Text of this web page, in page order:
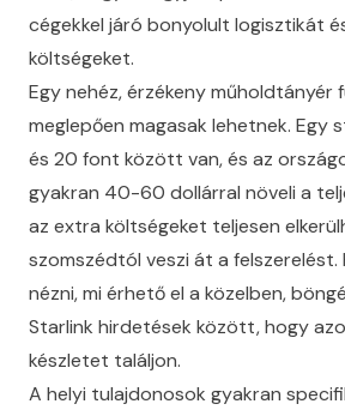
cégekkel járó bonyolult logisztikát
költségeket.
Egy nehéz, érzékeny műholdtányér
meglepően magasak lehetnek. Egy
és 20 font között van, és az
gyakran 40-60 dollárral növeli a
az extra költségeket teljesen
szomszédtól veszi át a felszerelést.
nézni, mi érhető el a közelben,
Starlink hirdetések között, hogy
készletet találjon.
A helyi tulajdonosok gyakran